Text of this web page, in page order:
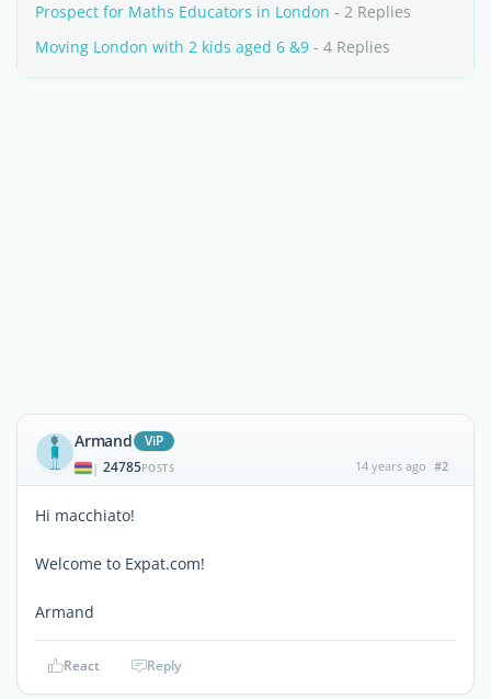
Prospect for Maths Educators in London - 2 Replies
Moving London with 2 kids aged 6 &9 - 4 Replies
Armand ViP
| 24785POSTS 14 years ago #2
Hi macchiato!
Welcome to Expat.com!
Armand
React Reply